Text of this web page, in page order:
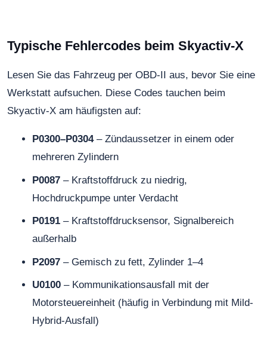
Typische Fehlercodes beim Skyactiv-X
Lesen Sie das Fahrzeug per OBD-II aus, bevor Sie eine
Werkstatt aufsuchen. Diese Codes tauchen beim
Skyactiv-X am häufigsten auf:
P0300–P0304– Zündaussetzer in einem oder
mehreren Zylindern
P0087 – Kraftstoffdruck zu niedrig,
Hochdruckpumpe unter Verdacht
P0191 – Kraftstoffdrucksensor, Signalbereich
außerhalb
P2097 – Gemisch zu fett, Zylinder 1–4
U0100 – Kommunikationsausfall mit der
Motorsteuereinheit (häufig in Verbindung mit Mild-
Hybrid-Ausfall)